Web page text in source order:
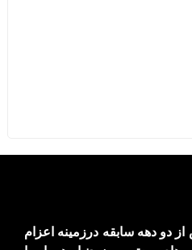
دو دهه سابقه درزمینه اعزام